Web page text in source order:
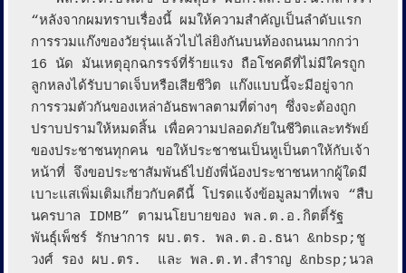
“หลังจากผมทราบเรื่องนี้ ผมให้ความสำคัญเป็นลำดับแรก
การรวมแก๊งของวัยรุ่นแล้วไปไล่ยิงกันบนท้องถนนมากกว่า
16 นัด มันเหตุอุกฉกรรจ์ที่ร้ายแรง ถือโชคดีที่ไม่มีใครถูก
ลูกหลงได้รับบาดเจ็บหรือเสียชีวิต แก๊งแบบนี้จะมีอยู่จาก
การรวมตัวกันของเหล่าอันธพาลตามที่ต่างๆ ซึ่งจะต้องถูก
ปราบปรามให้หมดสิ้น เพื่อความปลอดภัยในชีวิตและทรัพย์
ของประชาชนทุกคน ขอให้ประชาชนเป็นหูเป็นตาให้กับเจ้า
หน้าที่ จึงขอประชาสัมพันธ์ไปยังพี่น้องประชาชนหากผู้ใดมี
เบาะแสเพิ่มเติมเกี่ยวกับคดีนี้ โปรดแจ้งข้อมูลมาที่เพจ “สืบ
นครบาล IDMB” ตามนโยบายของ พล.ต.อ.กิตติ์รัฐ
พันธุ์เพ็ชร์ รักษาการ ผบ.ตร. พล.ต.อ.ธนา &nbsp;ชู
วงศ์ รอง ผบ.ตร.  และ พล.ต.ท.สำราญ &nbsp;นวล